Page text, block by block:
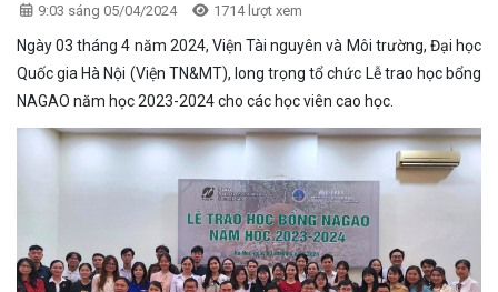
9:03 sáng 05/04/2024 1714 lượt xem
Ngày 03 tháng 4 năm 2024, Viện Tài nguyên và Môi trường, Đại học
Quốc gia Hà Nội (Viện TN&MT), long trọng tổ chức Lễ trao học bổng
NAGAO năm học 2023-2024 cho các học viên cao học.